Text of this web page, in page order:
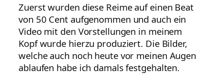
Zuerst wurden diese Reime auf einen Beat
von 50 Cent aufgenommen und auch ein
Video mit den Vorstellungen in meinem
Kopf wurde hierzu produziert. Die Bilder,
welche auch noch heute vor meinen Augen
ablaufen habe ich damals festgehalten.